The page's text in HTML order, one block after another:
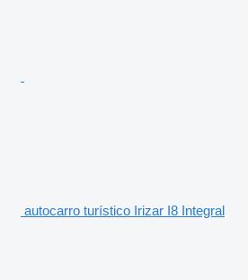
autocarro turístico Irizar I8 Integral